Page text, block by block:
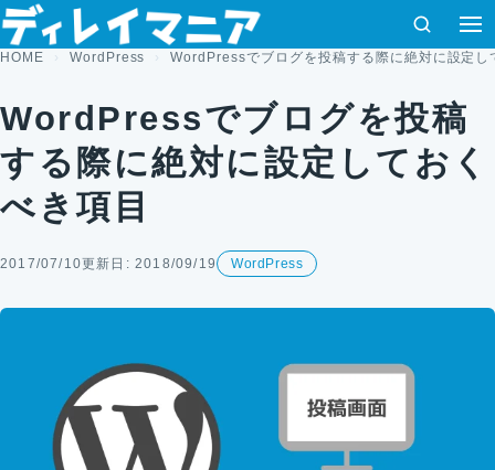
コンテンツへスキップ
検索
HOME WordPress WordPressでブログを投稿する際に絶対に設定し
WordPressでブログを投稿
する際に絶対に設定しておく
べき項目
2017/07/10更新日: 2018/09/19 WordPress